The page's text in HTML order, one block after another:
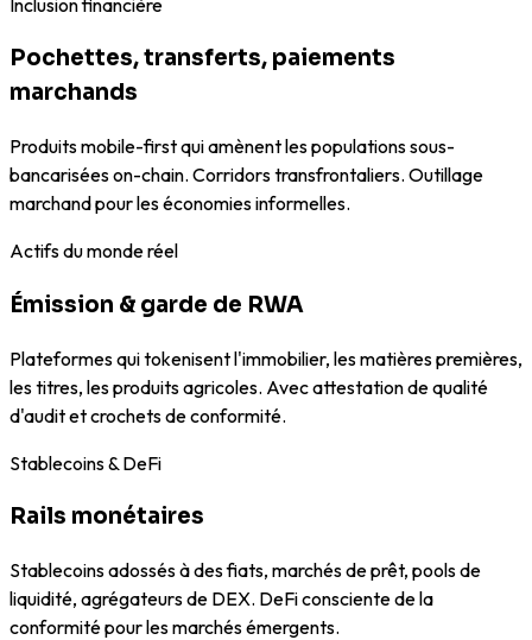
Pochettes, transferts, paiements
marchands
Produits mobile-first qui amènent les populations sous-
bancarisées on-chain. Corridors transfrontaliers. Outillage
marchand pour les économies informelles.
Actifs du monde réel
Émission & garde de RWA
Plateformes qui tokenisent l'immobilier, les matières premières,
les titres, les produits agricoles. Avec attestation de qualité
d'audit et crochets de conformité.
Stablecoins & DeFi
Rails monétaires
Stablecoins adossés à des fiats, marchés de prêt, pools de
liquidité, agrégateurs de DEX. DeFi consciente de la
conformité pour les marchés émergents.